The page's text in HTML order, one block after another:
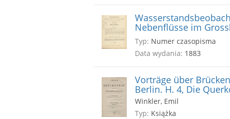
Nebenflüsse im
Typ: Numer czasopisma
Data wydania: 1883
Vorträge über
Berlin. H. 4, Die
Winkler, Emil
Typ: Książka